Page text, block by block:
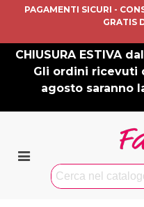
PAGAMENTI SICURI -
GRATIS
CHIUSURA ESTIVA
Gli ordini ricevuti
agosto saranno